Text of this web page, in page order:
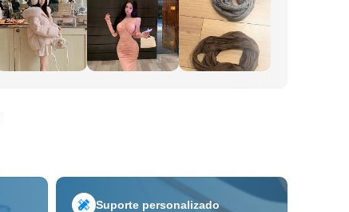
Suporte personalizado